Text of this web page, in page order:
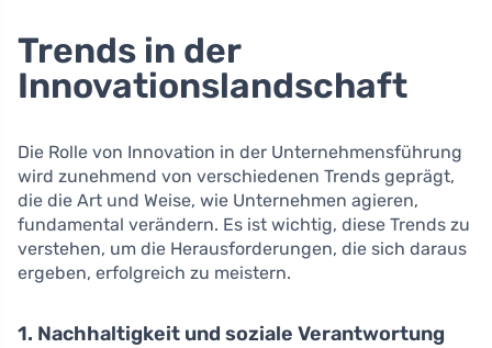
Trends in der
Innovationslandschaft
Die Rolle von Innovation in der Unternehmensführung
wird zunehmend von verschiedenen Trends geprägt,
die die Art und Weise, wie Unternehmen agieren,
fundamental verändern. Es ist wichtig, diese Trends zu
verstehen, um die Herausforderungen, die sich daraus
ergeben, erfolgreich zu meistern.
1. Nachhaltigkeit und soziale Verantwortung